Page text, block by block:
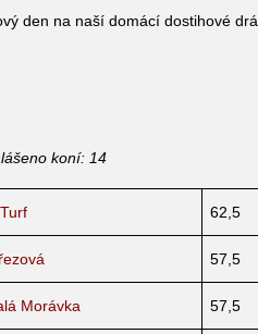
den na naší domácí dostihové
koní: 14
62,5
57,5
Morávka 57,5